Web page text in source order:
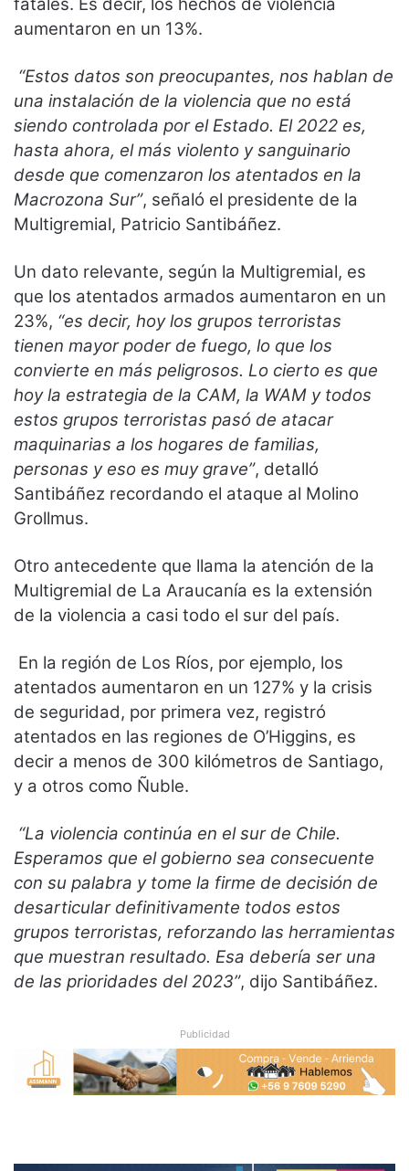
aumentaron en un 13%.
“Estos datos son preocupantes, nos hablan de
una instalación de la violencia que no está
siendo controlada por el Estado. El 2022 es,
hasta ahora, el más violento y sanguinario
desde que comenzaron los atentados en la
Macrozona Sur”, señaló el presidente de la
Multigremial, Patricio Santibáñez.
Un dato relevante, según la Multigremial, es
que los atentados armados aumentaron en un
23%, “es decir, hoy los grupos terroristas
tienen mayor poder de fuego, lo que los
convierte en más peligrosos. Lo cierto es que
hoy la estrategia de la CAM, la WAM y todos
estos grupos terroristas pasó de atacar
maquinarias a los hogares de familias,
personas y eso es muy grave”, detalló
Santibáñez recordando el ataque al Molino
Grollmus.
Otro antecedente que llama la atención de la
Multigremial de La Araucanía es la extensión
de la violencia a casi todo el sur del país.
En la región de Los Ríos, por ejemplo, los
atentados aumentaron en un 127% y la crisis
de seguridad, por primera vez, registró
atentados en las regiones de O’Higgins, es
decir a menos de 300 kilómetros de Santiago,
y a otros como Ñuble.
“La violencia continúa en el sur de Chile.
Esperamos que el gobierno sea consecuente
con su palabra y tome la firme de decisión de
desarticular definitivamente todos estos
grupos terroristas, reforzando las herramientas
que muestran resultado. Esa debería ser una
de las prioridades del 2023”, dijo Santibáñez.
Publicidad